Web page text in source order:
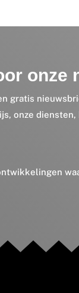
onze
gratis
onze